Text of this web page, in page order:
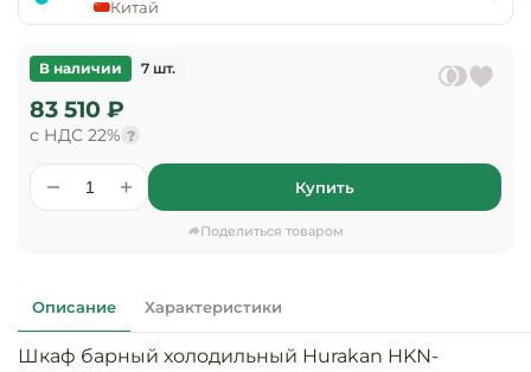
Кофейное
фастфуда
Оснащение
цехов
оборудования
Китай
83 510 ₽
с НДС 22% ?
В наличии 7 шт.
Купить
Поделиться товаром
Описание Характеристики
Шкаф барный холодильный Hurakan HKN-